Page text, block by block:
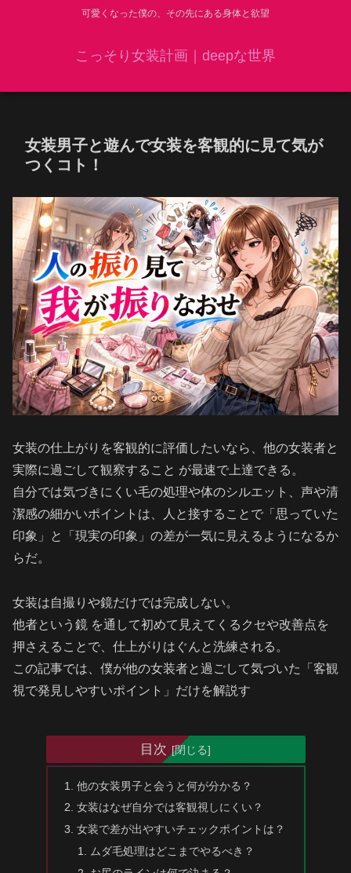
可愛くなった僕の、その先にある身体と欲望
こっそり女装計画｜deepな世界
女装男子と遊んで女装を客観的に見て気が
つくコト！
女装の仕上がりを客観的に評価したいなら、他の女装者と
実際に過ごして観察すること が最速で上達できる。
自分では気づきにくい毛の処理や体のシルエット、声や清
潔感の細かいポイントは、人と接することで「思っていた
印象」と「現実の印象」の差が一気に見えるようになるか
らだ。
女装は自撮りや鏡だけでは完成しない。
他者という鏡 を通して初めて見えてくるクセや改善点を
押さえることで、仕上がりはぐんと洗練される。
この記事では、僕が他の女装者と過ごして気づいた「客観
視で発見しやすいポイント」だけを解説す
目次
他の女装男子と会うと何が分かる？
女装はなぜ自分では客観視しにくい？
女装で差が出やすいチェックポイントは？
ムダ毛処理はどこまでやるべき？